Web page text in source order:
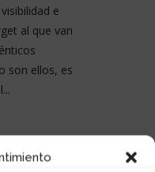
e
al que van
son ellos, es